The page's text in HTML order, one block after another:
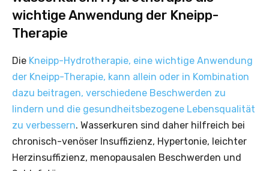
wichtige Anwendung der Kneipp-
Therapie
Die Kneipp-Hydrotherapie, eine wichtige Anwendung
der Kneipp-Therapie, kann allein oder in Kombination
dazu beitragen, verschiedene Beschwerden zu
lindern und die gesundheitsbezogene Lebensqualität
zu verbessern. Wasserkuren sind daher hilfreich bei
chronisch-venöser Insuffizienz, Hypertonie, leichter
Herzinsuffizienz, menopausalen Beschwerden und